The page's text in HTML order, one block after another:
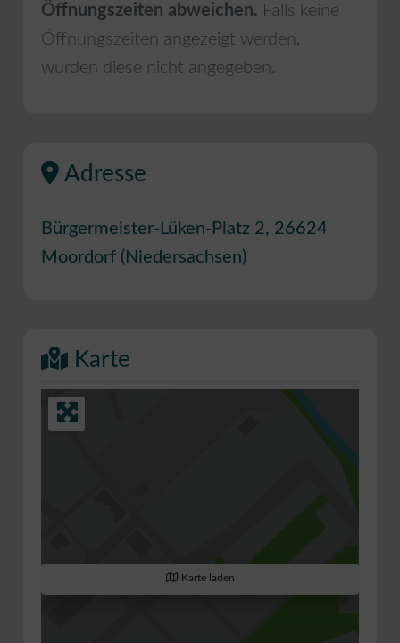
Öffnungszeiten abweichen. Falls keine
Öffnungszeiten angezeigt werden,
wurden diese nicht angegeben.
Adresse
Bürgermeister-Lüken-Platz 2, 26624
Moordorf ( Niedersachsen)
Karte
Karte laden